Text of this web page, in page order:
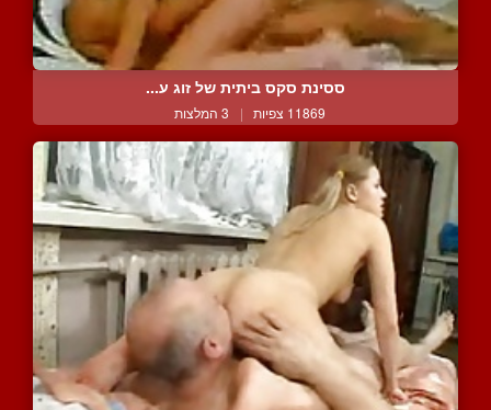
ססינת סקס ביתית של זוג ע...
11869 צפיות | 3 המלצות